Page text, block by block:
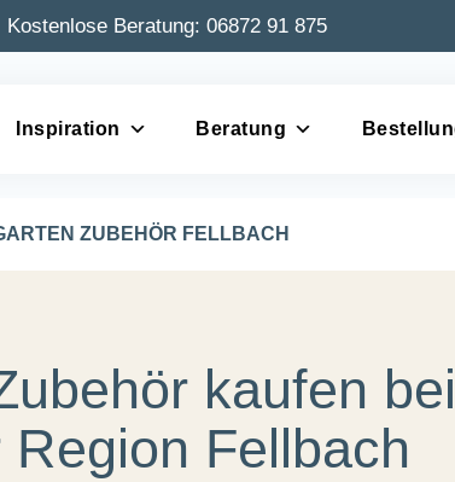
Kostenlose Beratung: 06872 91 875
Inspiration Beratung
ZUBEHÖR FELLBACH
kaufen
Region Fellbach